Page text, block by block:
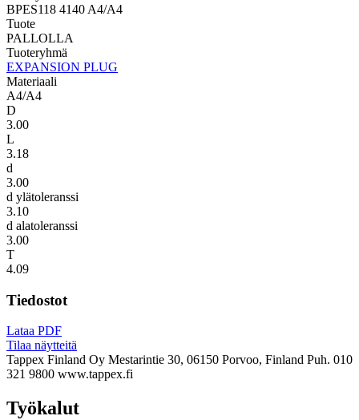
BPES118 4140 A4/A4
Tuote
PALLOLLA
Tuoteryhmä
EXPANSION PLUG
Materiaali
A4/A4
D
3.00
L
3.18
d
3.00
d ylätoleranssi
3.10
d alatoleranssi
3.00
T
4.09
Tiedostot
Lataa PDF
Tilaa näytteitä
Tappex Finland Oy Mestarintie 30, 06150 Porvoo, Finland Puh. 010
321 9800 www.tappex.fi
Työkalut